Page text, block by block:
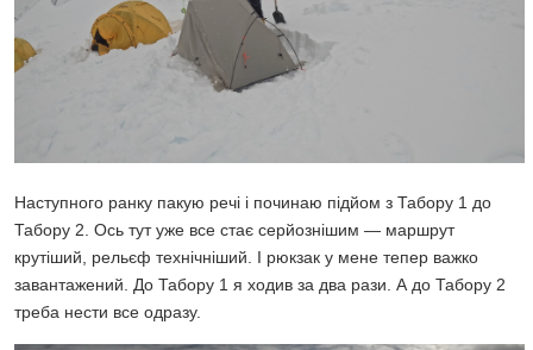
Наступного ранку пакую речі і починаю підйом з Табору 1 до
Табору 2. Ось тут уже все стає серйознішим — маршрут
крутіший, рельєф технічніший. І рюкзак у мене тепер важко
завантажений. До Табору 1 я ходив за два рази. А до Табору 2
треба нести все одразу.